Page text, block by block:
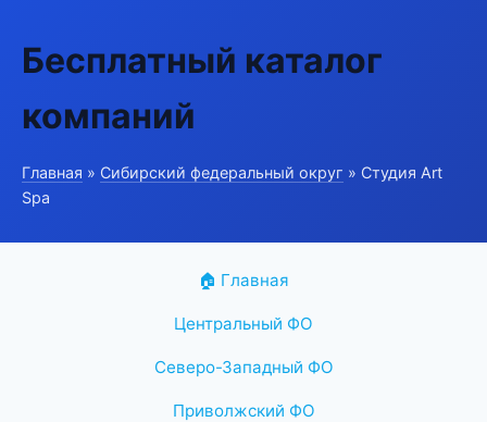
Бесплатный каталог
компаний
Главная » Сибирский федеральный округ » Студия Art
Spa
🏠 Главная
Центральный ФО
Северо-Западный ФО
Приволжский ФО